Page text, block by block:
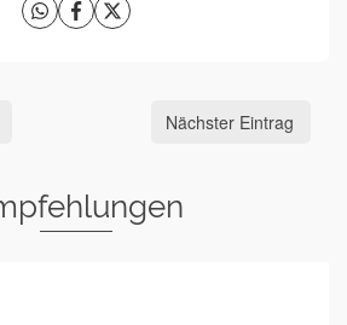
Nächster Eintrag